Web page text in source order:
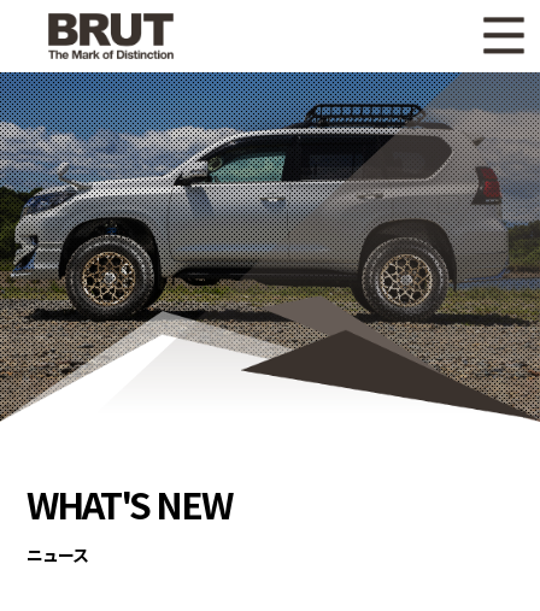
WHAT'S NEW ニュース
WHEEL LINEUP ホイールラインナップ
OTHER PRODUCT 関連製品
GALLERY ギャラリー
CATALOG カタログ請求
PRIVACY POLICY 個人情報保護方針
WHAT'S NEW
ニュース